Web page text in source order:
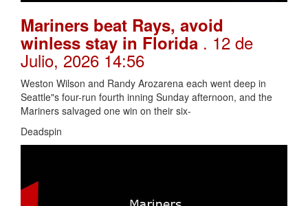
Mariners beat Rays, avoid
winless stay in Florida . 12 de
Julio, 2026 14:56
Weston Wilson and Randy Arozarena each went deep in
Seattle"s four-run fourth inning Sunday afternoon, and the
Mariners salvaged one win on their six-
Deadspin